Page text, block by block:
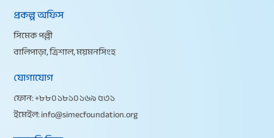
প্রকল্প অফিস
সিমেক পল্লী
বালিপাড়া, ত্রিশাল, ময়মনসিংহ
যোগাযোগ
ফোন:+৮৮০ ১৮১০ ১৬৯ ৫৩১
ইমেইল:info@simecfoundation.org